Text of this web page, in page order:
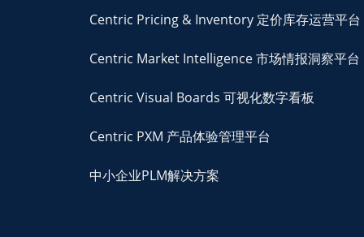
Centric Pricing & Inventory 定价库存运营平台
Centric Market Intelligence 市场情报洞察平台
Centric Visual Boards 可视化数字看板
Centric PXM 产品体验管理平台
中小企业PLM解决方案